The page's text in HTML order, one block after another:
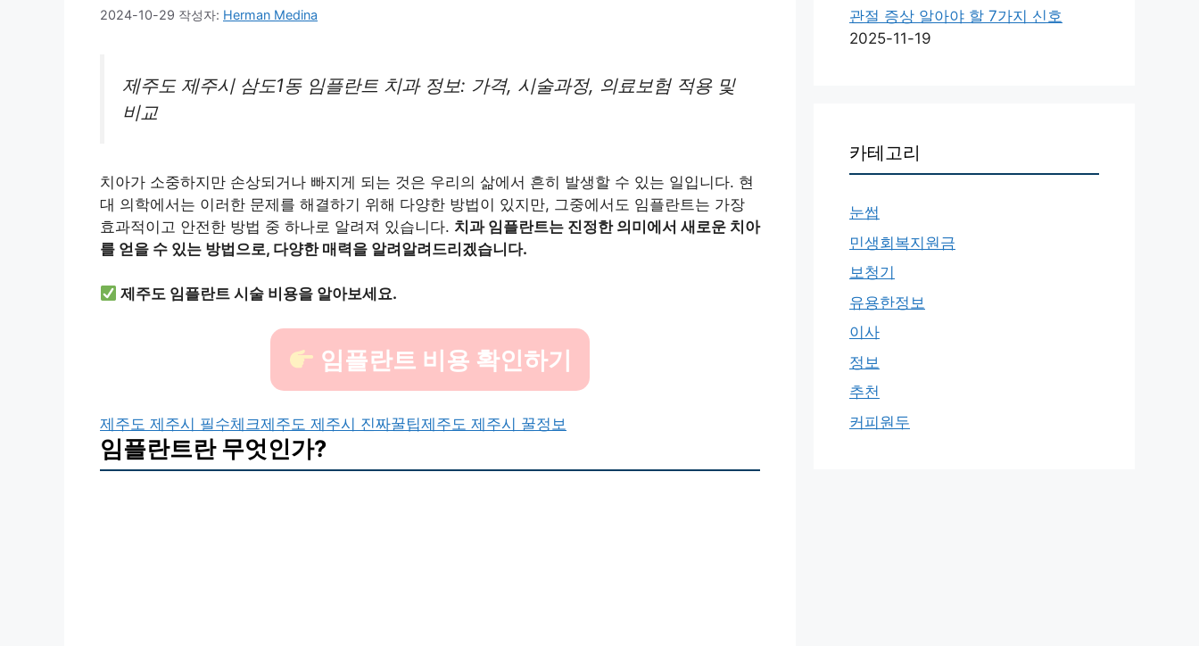
2024-10-29 작성자: Herman Medina
제주도 제주시 삼도1동 임플란트 치과 정보: 가격, 시술과정, 의료보험 적용 및
비교
치아가 소중하지만 손상되거나 빠지게 되는 것은 우리의 삶에서 흔히 발생할 수 있는 일입니다. 현
대 의학에서는 이러한 문제를 해결하기 위해 다양한 방법이 있지만, 그중에서도 임플란트는 가장
효과적이고 안전한 방법 중 하나로 알려져 있습니다. 치과 임플란트는 진정한 의미에서 새로운 치아
를 얻을 수 있는 방법으로, 다양한 매력을 알려알려드리겠습니다.
제주도 임플란트 시술 비용을 알아보세요.
임플란트 비용 확인하기
제주도 제주시 필수체크제주도 제주시 진짜꿀팁제주도 제주시 꿀정보
임플란트란 무엇인가?
관절 증상 알아야 할 7가지 신호
2025-11-19
카테고리
눈썹
민생회복지원금
보청기
유용한정보
이사
정보
추천
커피원두